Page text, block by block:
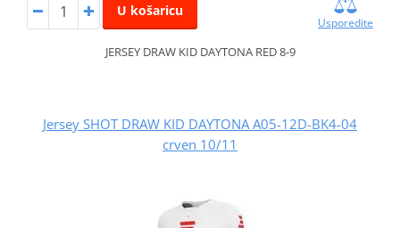
U košaricu
Usporedite
JERSEY DRAW KID DAYTONA RED 8-9
Jersey SHOT DRAW KID DAYTONA A05-12D-BK4-04
crven 10/11